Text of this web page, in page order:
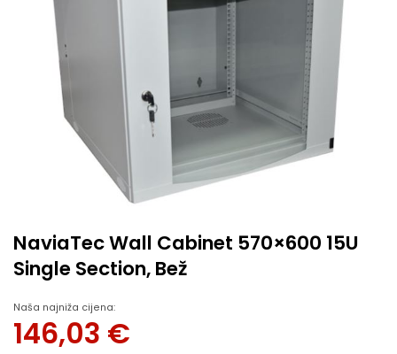
NaviaTec Wall Cabinet 570×600 15U
Single Section, Bež
Naša najniža cijena:
146,03 €